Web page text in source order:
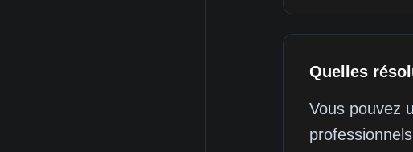
Quelles
Vous pouvez